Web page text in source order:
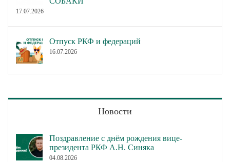
17.07.2026
Отпуск РКФ и федераций
16.07.2026
Новости
Поздравление с днём рождения вице-
президента РКФ А.Н. Синяка
04.08.2026